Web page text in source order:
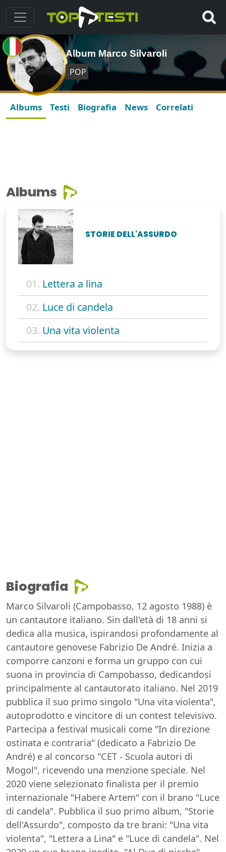
Album Marco Silvaroli
POP
Albums Testi Biografia News Correlati
Albums
STORIE DELL'ASSURDO
01. Lettera a lina
02. Luce di candela
03. Una vita violenta
Biografia
Marco Silvaroli (Campobasso, 12 agosto 1988) è
un cantautore italiano. Sin dall'età di 18 anni si
dedica alla musica, ispirandosi profondamente al
cantautore genovese Fabrizio De André. Inizia a
comporre canzoni e forma un gruppo con cui
suona in provincia di Campobasso, dedicandosi
principalmente al cantautorato italiano. Nel 2019
pubblica il suo primo singolo "Una vita violenta",
autoprodotto e vincitore di un contest televisivo.
Partecipa a festival musicali come "In direzione
ostinata e contraria" (dedicato a Fabrizio De
André) e al concorso "CET - Scuola autori di
Mogol", ricevendo una menzione speciale. Nel
2020 viene selezionato finalista per il premio
internazionale "Habere Artem" con il brano "Luce
di candela". Pubblica il suo primo album, "Storie
dell'Assurdo", composto da tre brani: "Una vita
violenta", "Lettera a Lina" e "Luce di candela". Nel